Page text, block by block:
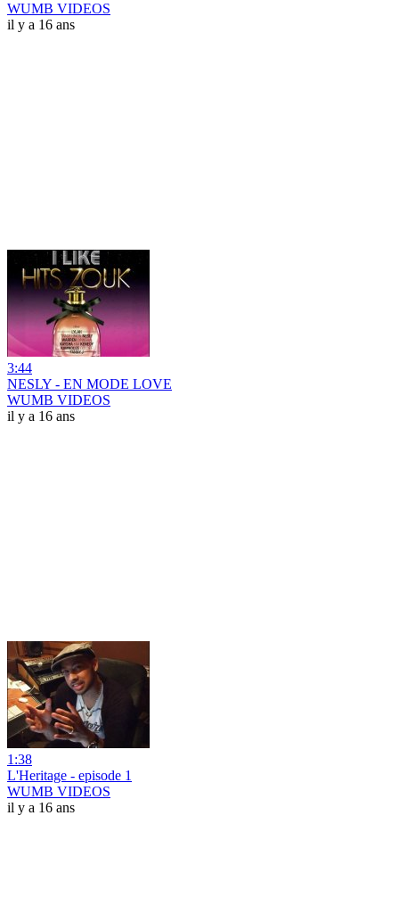
WUMB VIDEOS
il y a 16 ans
3:44
NESLY - EN MODE LOVE
WUMB VIDEOS
il y a 16 ans
1:38
L'Heritage - episode 1
WUMB VIDEOS
il y a 16 ans